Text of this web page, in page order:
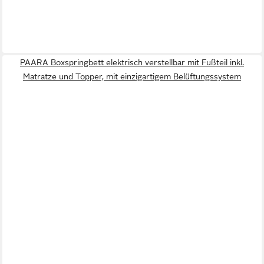
PAARA Boxspringbett elektrisch verstellbar mit Fußteil inkl.
Matratze und Topper, mit einzigartigem Belüftungssystem